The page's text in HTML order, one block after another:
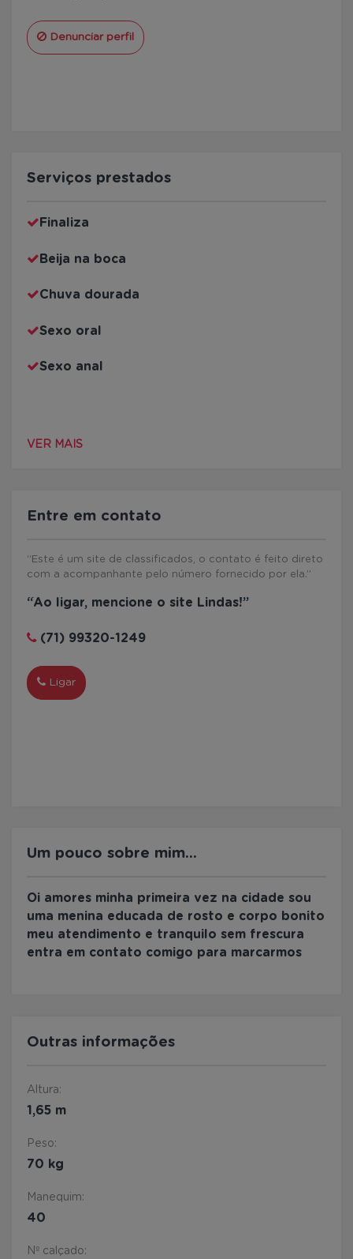
Denunciar perfil
Serviços prestados
Finaliza
Beija na boca
Chuva dourada
Sexo oral
Sexo anal
VER MAIS
Entre em contato
“Este é um site de classificados, o contato é feito direto
com a acompanhante pelo número fornecido por ela.”
“Ao ligar, mencione o site Lindas!”
(71) 99320-1249
Ligar
Um pouco sobre mim...
Oi amores minha primeira vez na cidade sou
uma menina educada de rosto e corpo bonito
meu atendimento e tranquilo sem frescura
entra em contato comigo para marcarmos
Outras informações
Altura:
1,65 m
Peso:
70 kg
Manequim:
40
Nº calçado: